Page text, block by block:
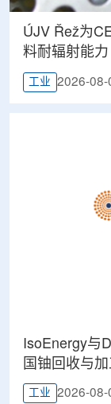
ÚJV Řež为
料耐辐射能力
工业 2026-08-
IsoEnergy与
国铀回收与
工业 2026-08-